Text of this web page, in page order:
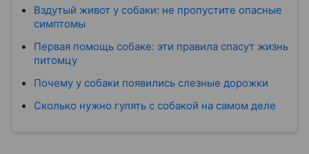
Вздутый живот у собаки: не пропустите опасные
симптомы
Первая помощь собаке: эти правила спасут жизнь
питомцу
Почему у собаки появились слезные дорожки
Сколько нужно гулять с собакой на самом деле